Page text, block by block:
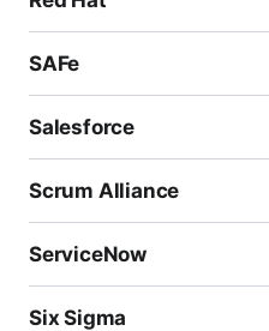
SAFe
Salesforce
Scrum Alliance
ServiceNow
Six Sigma